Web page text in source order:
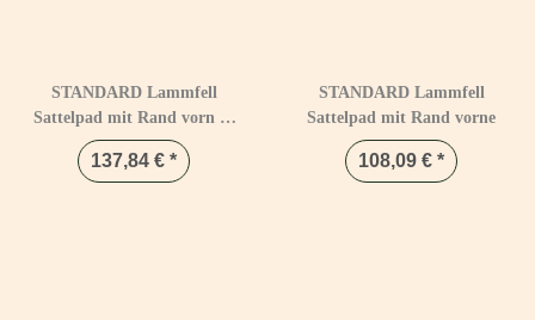
STANDARD Lammfell
Sattelpad mit Rand vorn &
hinten
137,84 € *
STANDARD Lammfell
Sattelpad mit Rand vorne
108,09 € *